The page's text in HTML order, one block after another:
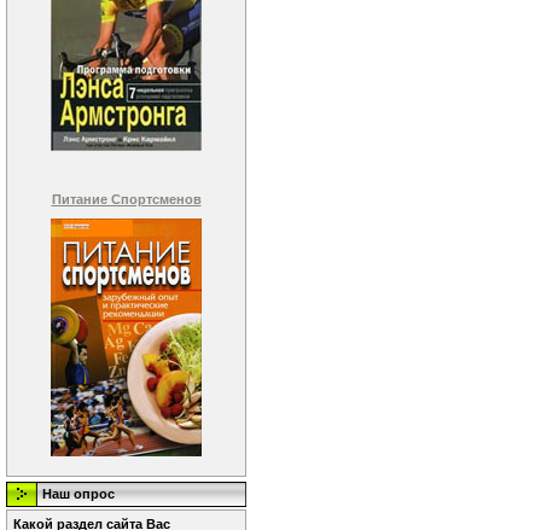
Питание Спортсменов
Наш опрос
Какой раздел сайта Вас